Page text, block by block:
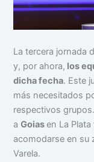
La tercera jornada
y, por ahora, los
dicha fecha. Este
más necesitados
respectivos
aGoias en La
acomodarse en su
Varela.